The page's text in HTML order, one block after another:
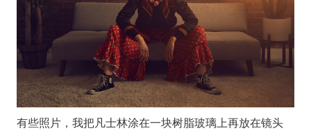
有些照片，我把凡士林涂在一块树脂玻璃上再放在镜头